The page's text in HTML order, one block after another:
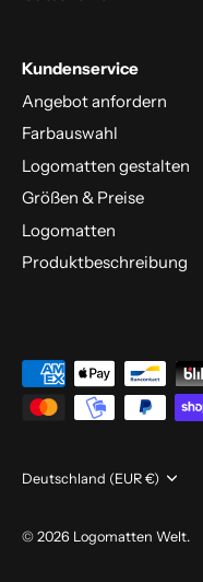
Kundenservice
Angebot anfordern
Farbauswahl
Logomatten gestalten
Größen & Preise
Logomatten
Produktbeschreibung
Währung
Deutschland (EUR €)
© 2026 Logomatten Welt.